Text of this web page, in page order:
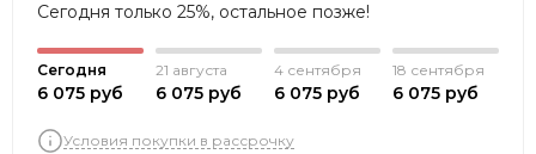
Сегодня только 25%, остальное позже!
Сегодня
6 075 руб
21 августа
6 075 руб
4 сентября
6 075 руб
18 сентября
6 075 руб
Условия покупки в рассрочку